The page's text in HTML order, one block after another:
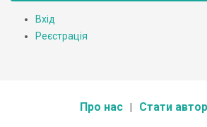
Вхід
Реєстрація
Про нас Стати